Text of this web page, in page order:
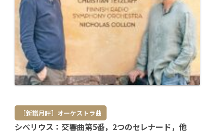
［新譜月評］オーケストラ曲
シベリウス：交響曲第5番，2つのセレナード，他